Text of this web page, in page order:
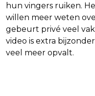
hun vingers ruiken.
willen meer weten
gebeurt privé veel
video is extra
veel meer opvalt.